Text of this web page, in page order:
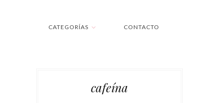
CATEGORÍAS CONTACTO
cafeína